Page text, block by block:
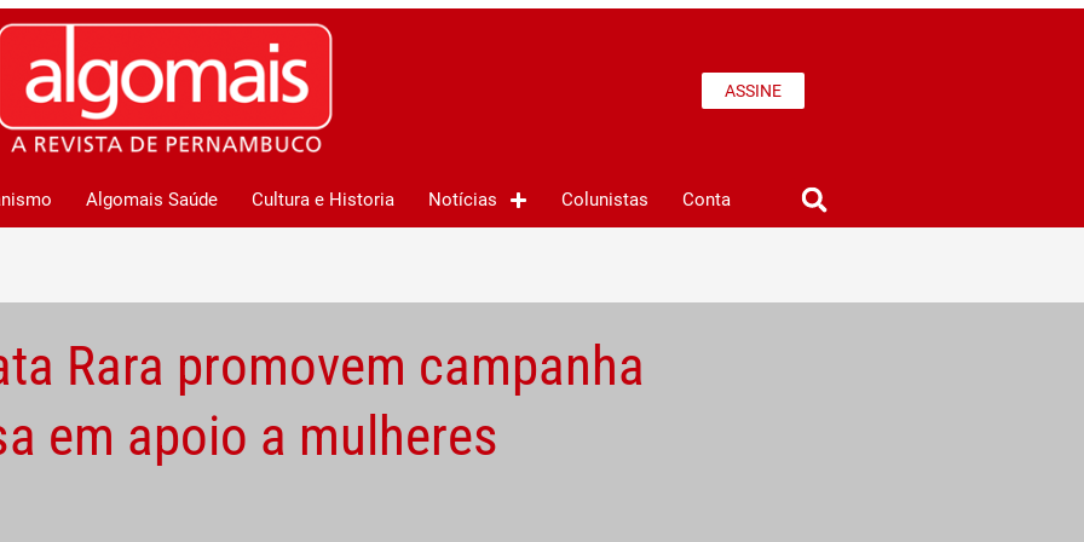
ASSINE
Algomais Saúde Cultura e Historia Notícias Colunistas Conta
Rara promovem campanha
em apoio a mulheres